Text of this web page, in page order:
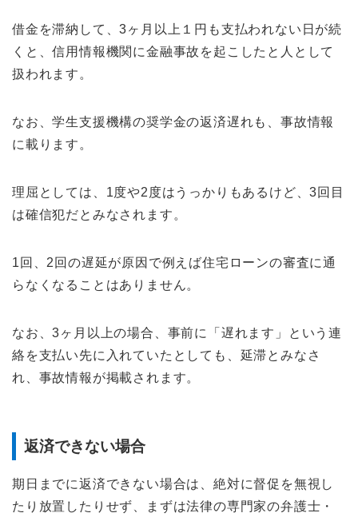
借金を滞納して、3ヶ月以上１円も支払われない日が続
くと、信用情報機関に金融事故を起こしたと人として
扱われます。
なお、学生支援機構の奨学金の返済遅れも、事故情報
に載ります。
理屈としては、1度や2度はうっかりもあるけど、3回目
は確信犯だとみなされます。
1回、2回の遅延が原因で例えば住宅ローンの審査に通
らなくなることはありません。
なお、3ヶ月以上の場合、事前に「遅れます」という連
絡を支払い先に入れていたとしても、延滞とみなさ
れ、事故情報が掲載されます。
返済できない場合
期日までに返済できない場合は、絶対に督促を無視し
たり放置したりせず、まずは法律の専門家の弁護士・